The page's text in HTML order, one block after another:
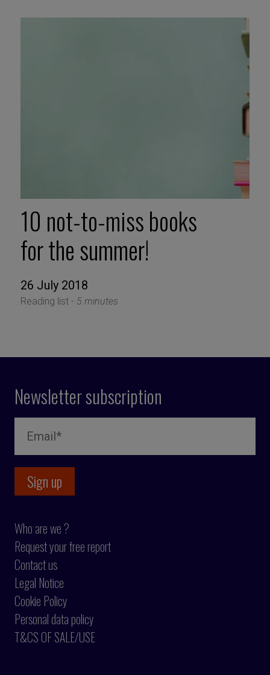
10 not-to-miss books
for the summer!
26 July 2018
Reading list - 5 minutes
Newsletter subscription
Who are we ?
Request your free report
Contact us
Legal Notice
Cookie Policy
Personal data policy
T&CS OF SALE/USE